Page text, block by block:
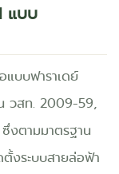
แบบ
บบฟาราเดย์
วสท. 2009-59,
งตามมาตรฐาน
งระบบสายล่อฟ้า